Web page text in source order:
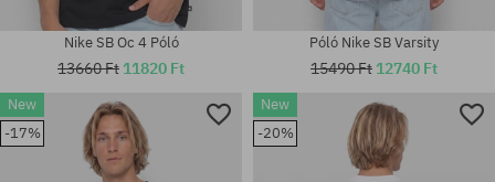
Elérhető méretek:
S; M; L; XL; XXL
Elérhető méretek:
S; M; L; XL; XXL
Nike SB Oc 4 Póló
13660 Ft 11820 Ft
Póló Nike SB Varsity
15490 Ft 12740 Ft
New
-17%
New
-20%